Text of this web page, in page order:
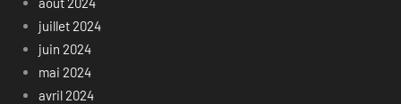
juillet 2024
juin 2024
mai 2024
avril 2024